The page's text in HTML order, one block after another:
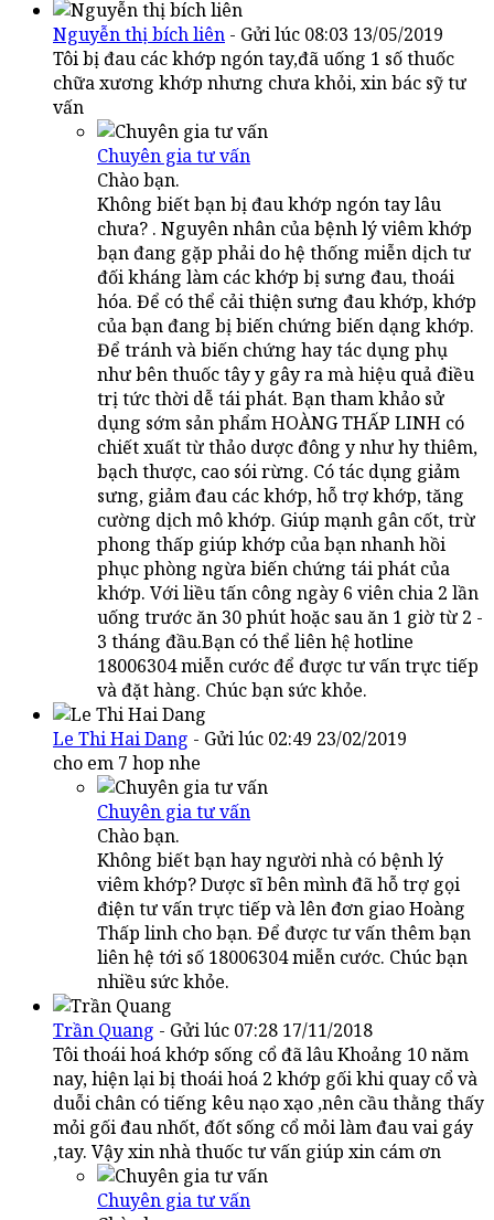
Nguyễn thị bích liên - Gửi lúc 08:03 13/05/2019
Tôi bị đau các khớp ngón tay,đã uống 1 số thuốc
chữa xương khớp nhưng chưa khỏi, xin bác sỹ tư
vấn
Chuyên gia tư vấn
Chào bạn.
Không biết bạn bị đau khớp ngón tay lâu
chưa? . Nguyên nhân của bệnh lý viêm khớp
bạn đang gặp phải do hệ thống miễn dịch tư
đối kháng làm các khớp bị sưng đau, thoái
hóa. Để có thể cải thiện sưng đau khớp, khớp
của bạn đang bị biến chứng biến dạng khớp.
Để tránh và biến chứng hay tác dụng phụ
như bên thuốc tây y gây ra mà hiệu quả điều
trị tức thời dễ tái phát. Bạn tham khảo sử
dụng sớm sản phẩm HOÀNG THẤP LINH có
chiết xuất từ thảo dược đông y như hy thiêm,
bạch thược, cao sói rừng. Có tác dụng giảm
sưng, giảm đau các khớp, hỗ trợ khớp, tăng
cường dịch mô khớp. Giúp mạnh gân cốt, trừ
phong thấp giúp khớp của bạn nhanh hồi
phục phòng ngừa biến chứng tái phát của
khớp. Với liều tấn công ngày 6 viên chia 2 lần
uống trước ăn 30 phút hoặc sau ăn 1 giờ từ 2 -
3 tháng đầu.Bạn có thể liên hệ hotline
18006304 miễn cước để được tư vấn trực tiếp
và đặt hàng. Chúc bạn sức khỏe.
Le Thi Hai Dang - Gửi lúc 02:49 23/02/2019
cho em 7 hop nhe
Chuyên gia tư vấn
Chào bạn.
Không biết bạn hay người nhà có bệnh lý
viêm khớp? Dược sĩ bên mình đã hỗ trợ gọi
điện tư vấn trực tiếp và lên đơn giao Hoàng
Thấp linh cho bạn. Để được tư vấn thêm bạn
liên hệ tới số 18006304 miễn cước. Chúc bạn
nhiều sức khỏe.
Trần Quang - Gửi lúc 07:28 17/11/2018
Tôi thoái hoá khớp sống cổ đã lâu Khoảng 10 năm
nay, hiện lại bị thoái hoá 2 khớp gối khi quay cổ và
duỗi chân có tiếng kêu nạo xạo ,nên cầu thằng thấy
mỏi gối đau nhốt, đốt sống cổ mỏi làm đau vai gáy
,tay. Vậy xin nhà thuốc tư vấn giúp xin cám ơn
Chuyên gia tư vấn